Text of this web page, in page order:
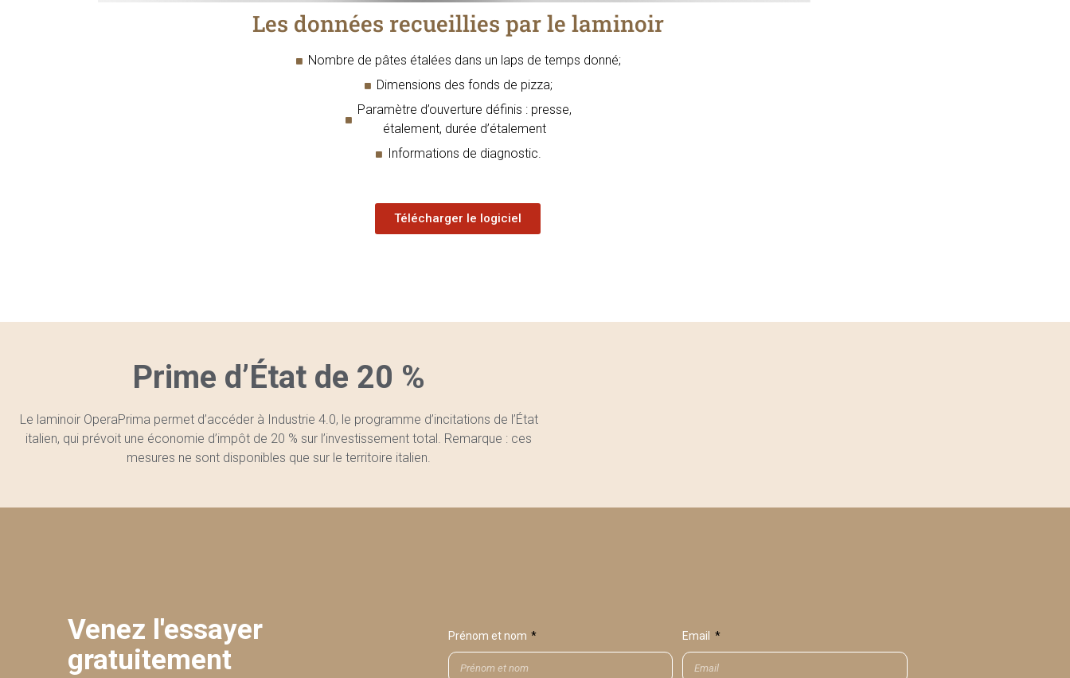
Les données recueillies par le laminoir
Nombre de pâtes étalées dans un laps de temps donné;
Dimensions des fonds de pizza;
Paramètre d’ouverture définis : presse,
étalement, durée d’étalement
Informations de diagnostic.
Télécharger le logiciel
Prime d’État de 20 %
Le laminoir OperaPrima permet d’accéder à Industrie 4.0, le programme d’incitations de l’État
italien, qui prévoit une économie d’impôt de 20 % sur l’investissement total. Remarque : ces
mesures ne sont disponibles que sur le territoire italien.
Venez l'essayer
gratuitement
Prénom et nom Email